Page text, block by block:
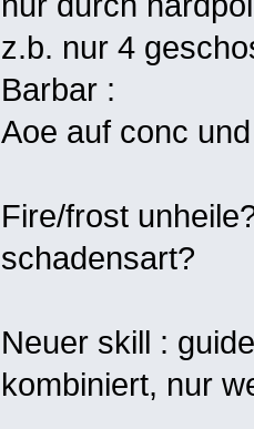
z.b. nur 4
Barbar :
Aoe auf conc
Fire/frost
schadensart?
Neuer skill :
kombiniert, nur